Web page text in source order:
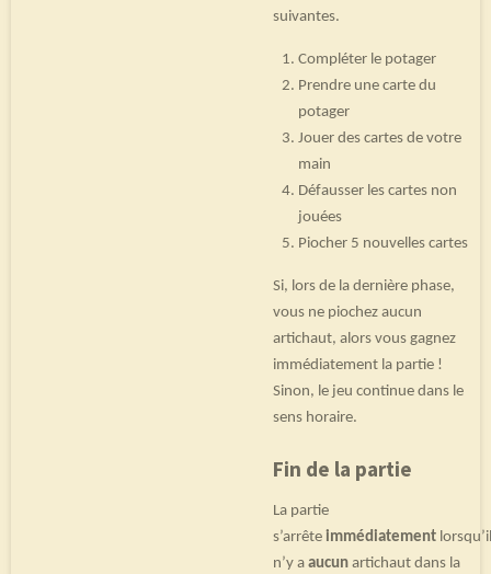
suivantes.
Compléter le potager
Prendre une carte du
potager
Jouer des cartes de votre
main
Défausser les cartes non
jouées
Piocher 5 nouvelles cartes
Si, lors de la dernière phase,
vous ne piochez aucun
artichaut, alors vous gagnez
immédiatement la partie !
Sinon, le jeu continue dans le
sens horaire.
Fin de la partie
La partie
s’arrête immédiatement lorsqu’il
n’y a aucun artichaut dans la